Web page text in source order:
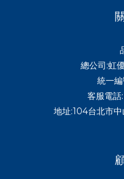
總公司:虹
統一
客服電
地址:104台北市